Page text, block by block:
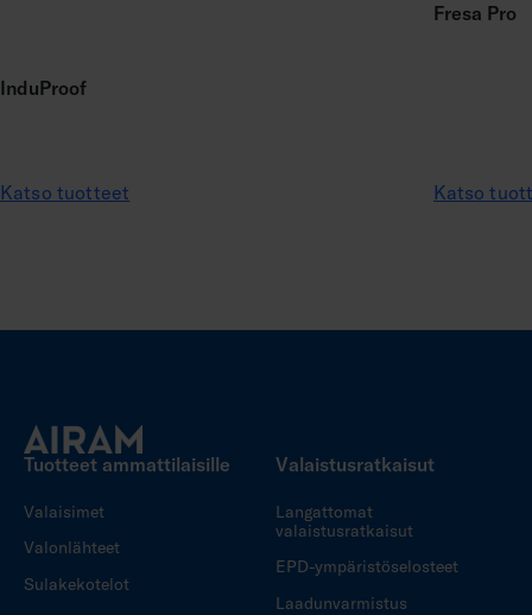
InduProof
Katso tuotteet
Fresa Pro
Katso
Tuotteet ammattilaisille
Valaisimet
Valonlähteet
Sulakekotelot
Valaistusratkaisut
Langattomat
valaistusratkaisut
EPD-ympäristöselosteet
Laadunvarmistus